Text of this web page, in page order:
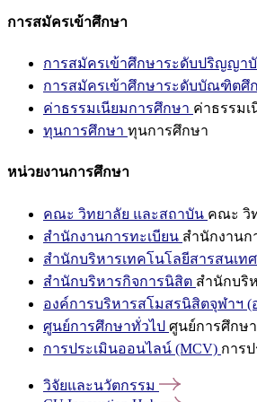
การสมัครเข้าศึกษา
การสมัครเข้าศึกษาระดับปริญญ
การสมัครเข้าศึกษาระดับบัณฑิตศึ
ค่าธรรมเนียมการศึกษา ค่าธรรม
ทุนการศึกษา ทุนการศึกษา
หน่วยงานการศึกษา
คณะ วิทยาลัย และสถาบัน คณะ วิ
สำนักงานการทะเบียน สำนักงานก
สำนักบริหารเทคโนโลยีสารสนเทศ
สำนักบริหารกิจการนิสิต สำนักบริ
องค์การบริหารสโมสรนิสิตจุฬาฯ (
ศูนย์การศึกษาทั่วไป ศูนย์การศึกษ
การประเมินออนไลน์ (MCV) การ
วิจัยและนวัตกรรม